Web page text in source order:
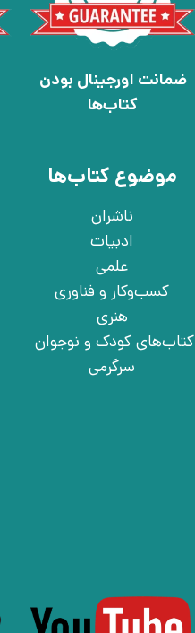
ضمانت اورجینال بودن
کتاب‌ها
موضوع کتاب‌ها
ناشران
ادبیات
علمی
کسب‌وکار و فناوری
هنری
کتاب‌های کودک و نوجوان
سرگرمی